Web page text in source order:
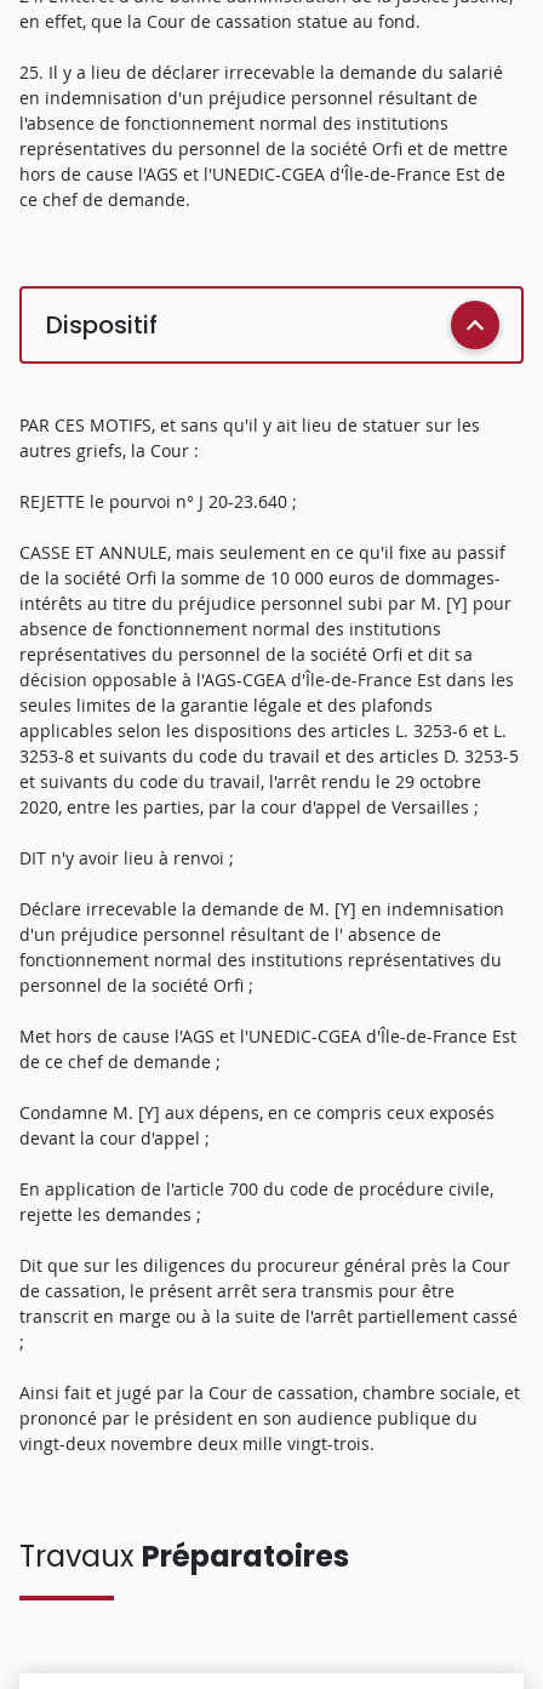
en effet, que la Cour de cassation statue au fond.
25. Il y a lieu de déclarer irrecevable la demande du salarié
en indemnisation d'un préjudice personnel résultant de
l'absence de fonctionnement normal des institutions
représentatives du personnel de la société Orfi et de mettre
hors de cause l'AGS et l'UNEDIC-CGEA d'Île-de-France Est de
ce chef de demande.
Dispositif
PAR CES MOTIFS, et sans qu'il y ait lieu de statuer sur les
autres griefs, la Cour :
REJETTE le pourvoi n° J 20-23.640 ;
CASSE ET ANNULE, mais seulement en ce qu'il fixe au passif
de la société Orfi la somme de 10 000 euros de dommages-
intérêts au titre du préjudice personnel subi par M. [Y] pour
absence de fonctionnement normal des institutions
représentatives du personnel de la société Orfi et dit sa
décision opposable à l'AGS-CGEA d'Île-de-France Est dans les
seules limites de la garantie légale et des plafonds
applicables selon les dispositions des articles L. 3253-6 et L.
3253-8 et suivants du code du travail et des articles D. 3253-5
et suivants du code du travail, l'arrêt rendu le 29 octobre
2020, entre les parties, par la cour d'appel de Versailles ;
DIT n'y avoir lieu à renvoi ;
Déclare irrecevable la demande de M. [Y] en indemnisation
d'un préjudice personnel résultant de l' absence de
fonctionnement normal des institutions représentatives du
personnel de la société Orfi ;
Met hors de cause l'AGS et l'UNEDIC-CGEA d'Île-de-France Est
de ce chef de demande ;
Condamne M. [Y] aux dépens, en ce compris ceux exposés
devant la cour d'appel ;
En application de l'article 700 du code de procédure civile,
rejette les demandes ;
Dit que sur les diligences du procureur général près la Cour
de cassation, le présent arrêt sera transmis pour être
transcrit en marge ou à la suite de l'arrêt partiellement cassé
;
Ainsi fait et jugé par la Cour de cassation, chambre sociale, et
prononcé par le président en son audience publique du
vingt-deux novembre deux mille vingt-trois.
Travaux Préparatoires